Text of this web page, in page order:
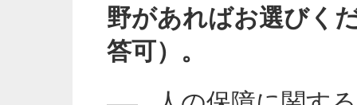
野があればお選びく
答可）。